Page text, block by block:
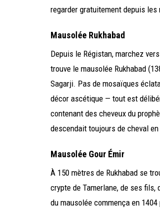
regarder gratuitement depuis les
Mausolée Rukhabad
Depuis le Régistan, marchez
trouve le mausolée Rukhabad
Sagarji. Pas de mosaïques
décor ascétique — tout est
contenant des cheveux du
descendait toujours de cheval
Mausolée Gour Émir
À 150 mètres de Rukhabad se
crypte de Tamerlane, de ses
du mausolée commença en